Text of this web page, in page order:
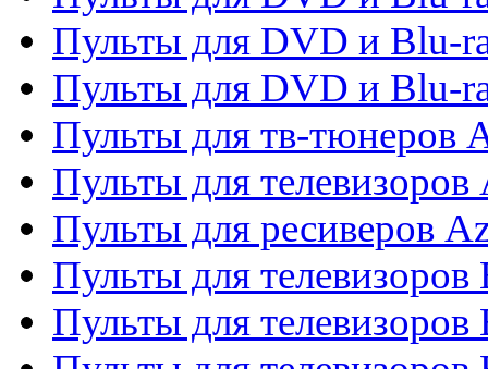
Пульты для DVD и Blu-
Пульты для DVD и Blu-
Пульты для тв-тюнеров
Пульты для телевизоров
Пульты для ресиверов
Пульты для
Пульты для